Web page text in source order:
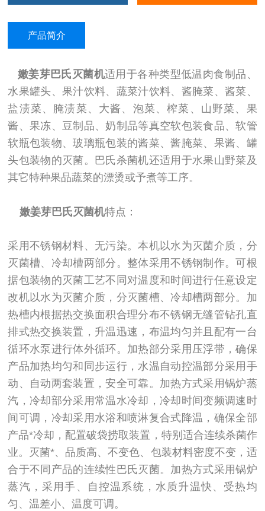
产品简介
嫩姜芽巴氏灭菌机适用于各种类型低温肉食制品、
水果罐头、果汁饮料、蔬菜汁饮料、酱腌菜、酱菜、
盐渍菜、腌渍菜、大酱、泡菜、榨菜、山野菜、果
酱、果冻、豆制品、奶制品等真空软包装食品、软管
软瓶包装物、玻璃瓶包装的酱菜、酱腌菜、果酱、罐
头包装物的灭菌。巴氏杀菌机还适用于水果山野菜及
其它特种果品蔬菜的漂烫或予煮等工序。
嫩姜芽巴氏灭菌机特点：
采用不锈钢材料、无污染。本机以水为灭菌介质，分
灭菌槽、冷却槽两部分。整体采用不锈钢制作。可根
据包装物的灭菌工艺不同对温度和时间进行任意设定
改机以水为灭菌介质，分灭菌槽、冷却槽两部分。加
热槽内根据热交换面积合理分布不锈钢无缝管钻孔直
排式热交换装置，升温迅速，布温均匀并且配有一台
循环水泵进行体外循环。加热部分采用压浮带，确保
产品加热均匀和同步运行，水温自动控温部分采用手
动、自动两套装置，安全可靠。加热方式采用锅炉蒸
汽，冷却部分采用常温水冷却，冷却时间变频调速时
间可调，冷却采用水浴和喷淋复合式降温，确保全部
产品*冷却，配置破袋捞取装置，特别适合连续杀菌作
业。灭菌*、品质高、不变色、包装材料密度不变，适
合于不同产品的连续性巴氏灭菌。加热方式采用锅炉
蒸汽，采用手、自控温系统，水质升温快、受热均
匀、温差小、温度可调。